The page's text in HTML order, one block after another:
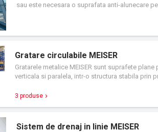
sau este necesara o suprafata anti-alunecare
Gratare circulabile MEISER
Gratarele metalice MEISER sunt suprafete
verticala si paralela, intr-o structura stabila prin
gratarelor metalice, arhitectii si inginerii ajung la
3 produse
Sistem de drenaj in linie MEISER